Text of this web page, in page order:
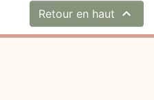
Retour en haut 